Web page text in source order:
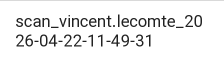
scan_vincent.lecomte_20
26-04-22-11-49-31